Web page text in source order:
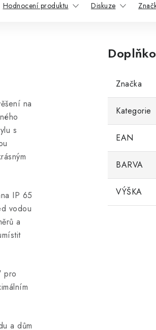
Hodnocení produktu Diskuze
na
s
IP 65
vodou
a
pro
a dům
Značka
Kategorie
EAN
BARVA
VÝŠKA